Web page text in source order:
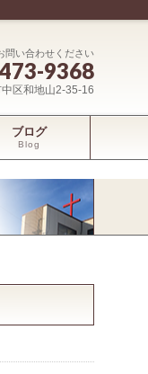
問い合わせください
9368
区和地山2-35-16
ブログ
Blog